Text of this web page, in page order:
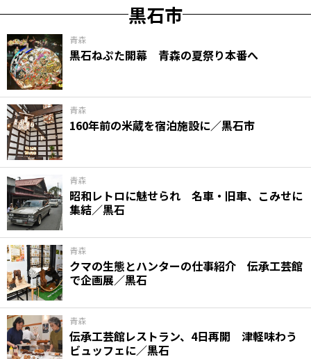
黒石市
青森
黒石ねぷた開幕 青森の夏祭り本番へ
青森
160年前の米蔵を宿泊施設に／黒石市
青森
昭和レトロに魅せられ 名車・旧車、こみせに
集結／黒石
青森
クマの生態とハンターの仕事紹介 伝承工芸館
で企画展／黒石
青森
伝承工芸館レストラン、4日再開 津軽味わう
ビュッフェに／黒石